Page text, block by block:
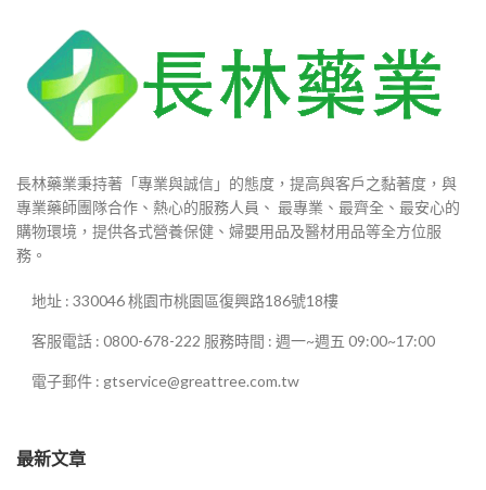
長林藥業秉持著「專業與誠信」的態度，提高與客戶之黏著度，與
專業藥師團隊合作、熱心的服務人員、 最專業、最齊全、最安心的
購物環境，提供各式營養保健、婦嬰用品及醫材用品等全方位服
務。
地址 : 330046 桃園市桃園區復興路186號18樓
客服電話 : 0800-678-222 服務時間 : 週一~週五 09:00~17:00
電子郵件 : gtservice@greattree.com.tw
最新文章